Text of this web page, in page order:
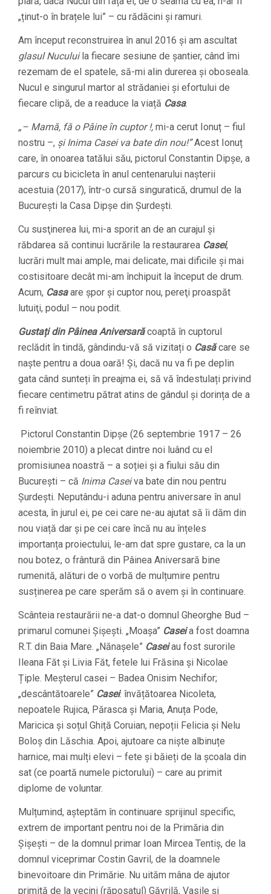
„ținut-o în brațele lui” – cu rădăcini și ramuri.
Am început reconstruirea în anul 2016 şi am ascultat
glasul Nuculuila fiecare sesiune de şantier, când îmi
rezemam de el spatele, să-mi alin durerea și oboseala.
Nucul e singurul martor al strădaniei şi efortului de
fiecare clipă, de a readuce la viață Casa.
„– Mamă, fă o Pâine în cuptor !, mi-a cerut Ionuț – fiul
nostru –, și Inima Casei va bate din nou!”Acest Ionuț
care, în onoarea tatălui său, pictorul Constantin Dipșe, a
parcurs cu bicicleta în anul centenarului nașterii
acestuia (2017), într-o cursă singuratică, drumul de la
București la Casa Dipșe din Șurdești.
Cu susţinerea lui, mi-a sporit an de an curajul și
răbdarea să continui lucrările la restaurarea Casei,
lucrări mult mai ample, mai delicate, mai dificile și mai
costisitoare decât mi-am închipuit la început de drum.
Acum, Casaare şpor şi cuptor nou, pereţi proaspăt
lutuiţi, podul – nou podit.
Gustați din Pâinea Aniversarăcoaptă în cuptorul
reclădit în tindă, gândindu-vă să vizitați o Casăcare se
naște pentru a doua oară! Și, dacă nu va fi pe deplin
gata când sunteți în preajma ei, să vă îndestulați privind
fiecare centimetru pătrat atins de gândul și dorința de a
fi reînviat.
Pictorul Constantin Dipșe (26 septembrie 1917 – 26
noiembrie 2010) a plecat dintre noi luând cu el
promisiunea noastră – a soției și a fiului său din
București – că Inima Caseiva bate din nou pentru
Șurdești. Neputându-i aduna pentru aniversare în anul
acesta, în jurul ei, pe cei care ne-au ajutat să îi dăm din
nou viață dar și pe cei care încă nu au înțeles
importanța proiectului, le-am dat spre gustare, ca la un
nou botez, o frântură din Pâinea Aniversară bine
rumenită, alături de o vorbă de mulțumire pentru
susținerea pe care sperăm să o avem și în continuare.
Scânteia restaurării ne-a dat-o domnul Gheorghe Bud –
primarul comunei Șișești. „Moașa” Caseia fost doamna
R.T. din Baia Mare. „Nănașele” Caseiau fost surorile
Ileana Făt și Livia Făt, fetele lui Frăsina și Nicolae
Țiple. Meșterul casei – Badea Onisim Nechifor;
„descântătoarele” Casei: învățătoarea Nicoleta,
nepoatele Rujica, Părasca și Maria, Anuța Pode,
Maricica și soțul Ghiță Coruian, nepoții Felicia și Nelu
Boloș din Lăschia. Apoi, ajutoare ca niște albinuțe
harnice, mai mulți elevi – fete și băieți de la școala din
sat (ce poartă numele pictorului) – care au primit
diplome de voluntar.
Mulțumind, așteptăm în continuare sprijinul specific,
extrem de important pentru noi de la Primăria din
Șișești – de la domnul primar Ioan Mircea Tentiș, de la
domnul viceprimar Costin Gavril, de la doamnele
binevoitoare din Primărie. Nu uităm mâna de ajutor
primită de la vecini (răposatul) Găvrilă, Vasile și